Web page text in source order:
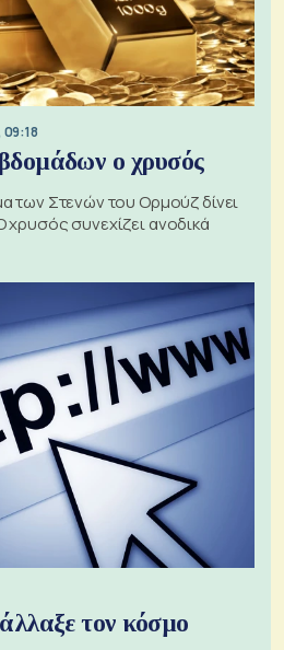
ο χρυσός
των Στενών του Ορμούζ δίνει
χρυσός συνεχίζει ανοδικά
τον κόσμο